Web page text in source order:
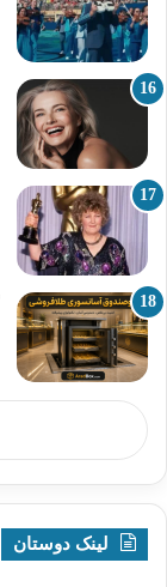
لینک دوستان